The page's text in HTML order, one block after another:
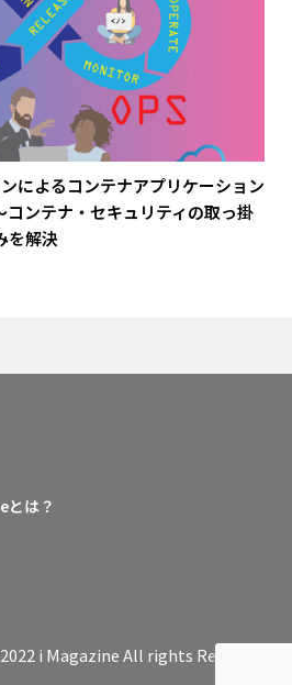
によるコンテナアプリケーション
ンテナ・セキュリティの取っ掛
を解決
は？
i Magazine All rights Reserved.